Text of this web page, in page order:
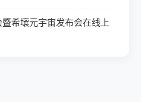
希壤元宇宙发布会在线上